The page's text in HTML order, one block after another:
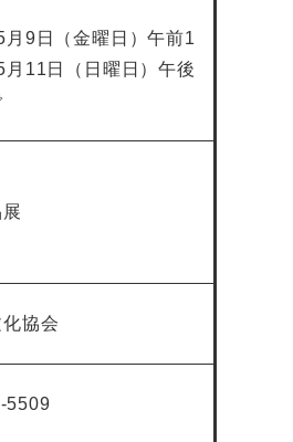
月9日（金曜日）午前1
月11日（日曜日）午後
協会
5509